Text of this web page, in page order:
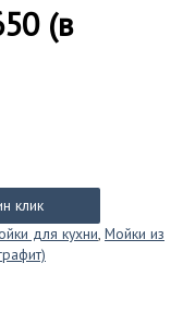
(в
клик
для кухни, Мойки из